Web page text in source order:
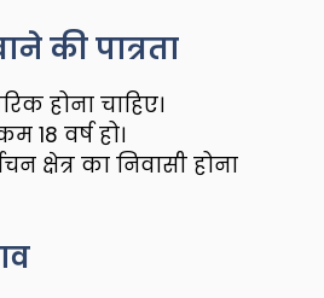
की पात्रता
होना चाहिए।
वर्ष हो।
क्षेत्र का निवासी होना